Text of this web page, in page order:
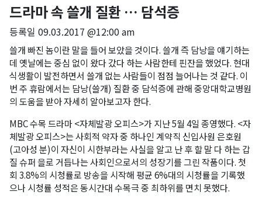
드라마 속 쓸개 질환 … 담석증
등록일 09.03.2017 @12:00 am
쓸개 빠진 놈이란 말을 들어 보았을 것이다. 쓸개 즉 담낭을 얘기하는
데 옛날에는 중심 없이 왔다 갔다 하는 사람한테 핀잔을 했었다. 현대
식생활이 발전하면서 쓸개 없는 사람들이 점점 늘어나는 것 같다. 이
번 주 휴람에서는 담낭(쓸개) 질환 중 담석증에 관해 중앙대학교병원
의 도움을 받아 자세히 알아보고자 한다.
MBC 수목 드라마 <자체발광 오피스>가 지난 5월 4일 종영했다. <자
체발광 오피스>는 사회적 약자 중 하나인 계약직 신입사원 은호원
(고아성 분)이 자신이 시한부라는 사실을 알고 난 후 할 말 다 하는 갑
질 슈퍼 을로 거듭나는 사회인으로서의 성장기를 그린 작품이다. 첫
회 3.8%의 시청률로 방송을 시작해 평균 6%대의 시청률을 기록했
으나 시청률 성적은 동시간대 수목극 중 최하위를 면치 못했다.